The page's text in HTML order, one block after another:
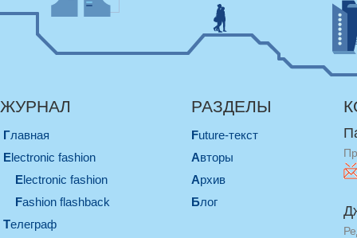
ЖУРНАЛ
Главная
electronic fashion
electronic fashion
Fashion flashback
телеграф
РАЗДЕЛЫ
Future-текст
Авторы
Архив
Блог